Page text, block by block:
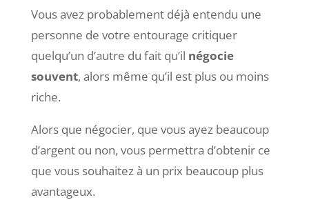
Vous avez probablement déjà entendu une
personne de votre entourage critiquer
quelqu’un d’autre du fait qu’il négocie
souvent, alors même qu’il est plus ou moins
riche.
Alors que négocier, que vous ayez beaucoup
d’argent ou non, vous permettra d’obtenir ce
que vous souhaitez à un prix beaucoup plus
avantageux.